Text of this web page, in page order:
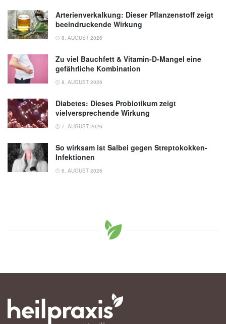
Arterienverkalkung: Dieser Pflanzenstoff zeigt
beeindruckende Wirkung
8. AUGUST 2026
Zu viel Bauchfett & Vitamin-D-Mangel eine
gefährliche Kombination
8. AUGUST 2026
Diabetes: Dieses Probiotikum zeigt
vielversprechende Wirkung
7. AUGUST 2026
So wirksam ist Salbei gegen Streptokokken-
Infektionen
6. AUGUST 2026